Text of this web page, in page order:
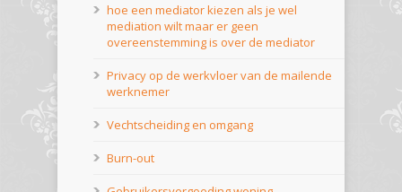
hoe een mediator kiezen als je wel
mediation wilt maar er geen
overeenstemming is over de mediator
Privacy op de werkvloer van de mailende
werknemer
Vechtscheiding en omgang
Burn-out